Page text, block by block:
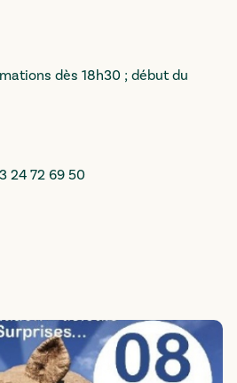
dès 18h30 ; début du
24 72 69 50